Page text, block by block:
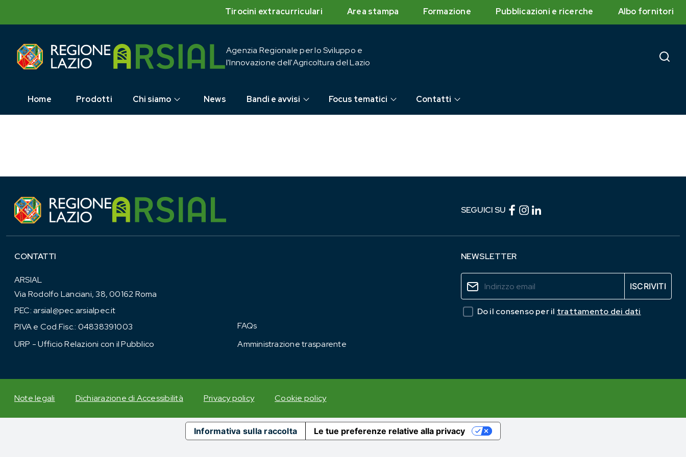
Tirocini extracurriculari Area stampa Formazione Pubblicazioni e ricerche Albo fornitori
Agenzia Regionale per lo Sviluppo e
l'Innovazione dell'Agricoltura del Lazio
Home Prodotti Chi siamo News Bandi e avvisi Focus tematici Contatti
SEGUICI SU Facebook (link esterno)
Instagram (link esterno)
CONTATTI
ARSIAL
Via Rodolfo Lanciani, 38, 00162 Roma
PEC:arsial@pec.arsialpec.it
P.IVA e Cod.Fisc.: 04838391003
URP - Ufficio Relazioni con il Pubblico
FAQs
Amministrazione trasparente
NEWSLETTER
Do il consenso per il trattamento dei dati
Note legali Dichiarazione di Accessibilità Privacy policy Cookie policy
Informativa sulla raccolta Le tue preferenze relative alla privacy